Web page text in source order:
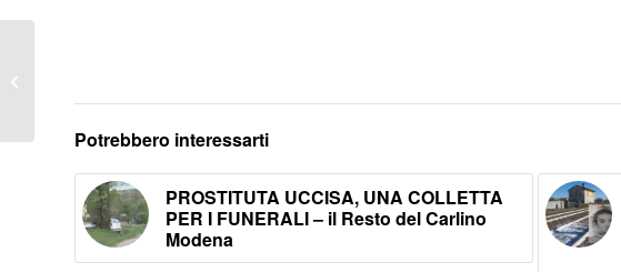
Potrebbero interessarti
PROSTITUTA UCCISA, UNA COLLETTA
PER I FUNERALI – il Resto del Carlino
Modena
Apg23